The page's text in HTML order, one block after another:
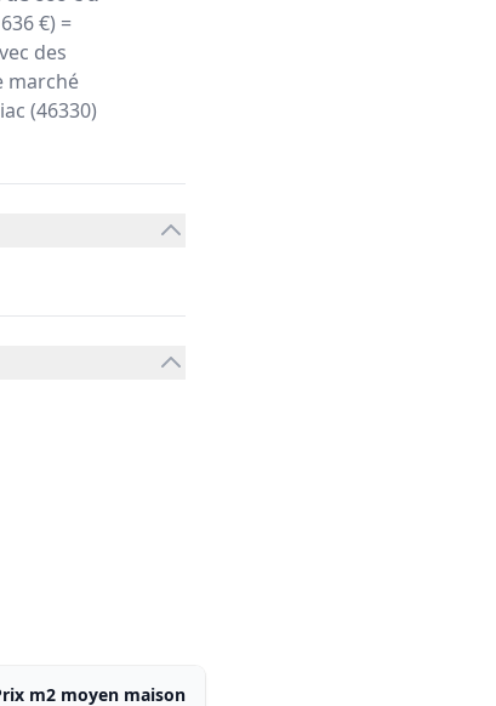
€) =
des
marché
(46330)
m2 moyen maison